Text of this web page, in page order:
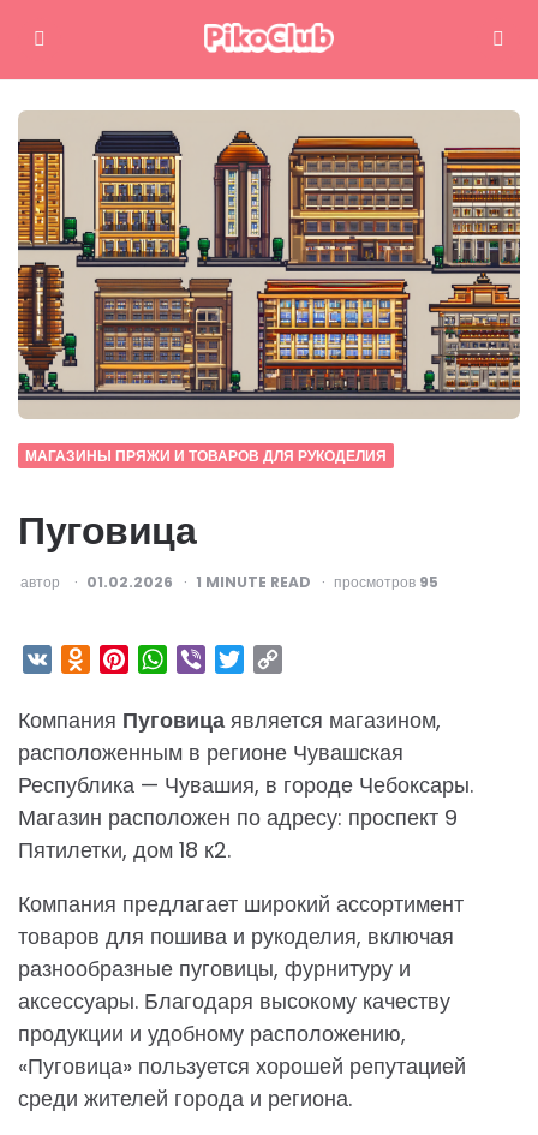
Меню Поиск
МАГАЗИНЫ ПРЯЖИ И ТОВАРОВ ДЛЯ РУКОДЕЛИЯ
Пуговица
ОПУБЛИКОВАНО
автор 01.02.2026 1 MINUTE READ просмотров 95
VK Odnoklassniki
PinterestWhatsApp
Viber Twitter
Компания Пуговица является магазином,
расположенным в регионе Чувашская
Республика — Чувашия, в городе Чебоксары.
Магазин расположен по адресу: проспект 9
Пятилетки, дом 18 к2.
Компания предлагает широкий ассортимент
товаров для пошива и рукоделия, включая
разнообразные пуговицы, фурнитуру и
аксессуары. Благодаря высокому качеству
продукции и удобному расположению,
«Пуговица» пользуется хорошей репутацией
среди жителей города и региона.